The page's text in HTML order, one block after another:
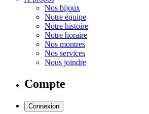
Nos bijoux
Notre équipe
Notre histoire
Notre horaire
Nos montres
Nos services
Nous joindre
Compte
Connexion